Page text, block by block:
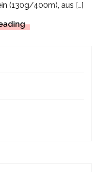
(130g/400m), aus […]